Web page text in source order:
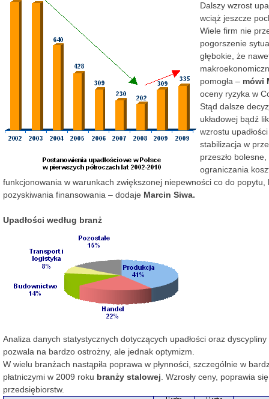
Dalszy wzrost
wciąż jeszcze
Wiele firm nie
pogorszenie
głębokie, że
pomogła – mówi
oceny ryzyka w
Stąd dalsze
układowej bądź
wzrostu
stabilizacja w
przeszło
ograniczania
funkcjonowania w warunkach zwiększonej niepewności co do
pozyskiwania finansowania – dodaje Marcin Siwa.
Upadłości według branż
Analiza danych statystycznych dotyczących upadłości oraz
pozwala na bardzo ostrożny, ale jednak optymizm.
W wielu branżach nastąpiła poprawa w płynności, szczególnie w
płatniczymi w 2009 roku branży stalowej . Wzrosły ceny, poprawia
przedsiębiorstw.